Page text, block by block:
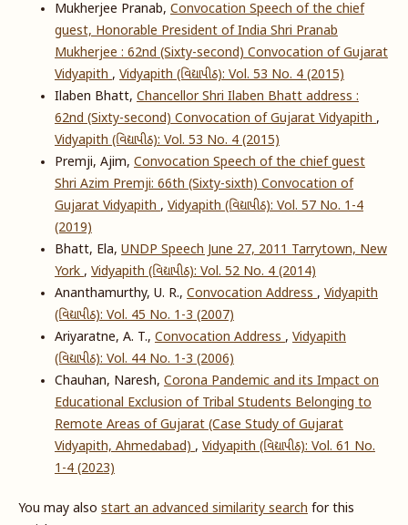
Mukherjee Pranab, Convocation Speech of the chief
guest, Honorable President of India Shri Pranab
Mukherjee : 62nd (Sixty-second) Convocation of Gujarat
Vidyapith, Vidyapith (વિદ્યાપીઠ): Vol. 53 No. 4 (2015)
Ilaben Bhatt, Chancellor Shri Ilaben Bhatt address :
62nd (Sixty-second) Convocation of Gujarat Vidyapith,
Vidyapith (વિદ્યાપીઠ): Vol. 53 No. 4 (2015)
Premji, Ajim, Convocation Speech of the chief guest
Shri Azim Premji: 66th (Sixty-sixth) Convocation of
Gujarat Vidyapith, Vidyapith (વિદ્યાપીઠ): Vol. 57 No. 1-4
(2019)
Bhatt, Ela, UNDP Speech June 27, 2011 Tarrytown, New
York, Vidyapith (વિદ્યાપીઠ): Vol. 52 No. 4 (2014)
Ananthamurthy, U. R., Convocation Address, Vidyapith
(વિદ્યાપીઠ): Vol. 45 No. 1-3 (2007)
Ariyaratne, A. T., Convocation Address, Vidyapith
(વિદ્યાપીઠ): Vol. 44 No. 1-3 (2006)
Chauhan, Naresh, Corona Pandemic and its Impact on
Educational Exclusion of Tribal Students Belonging to
Remote Areas of Gujarat (Case Study of Gujarat
Vidyapith, Ahmedabad), Vidyapith (વિદ્યાપીઠ): Vol. 61 No.
1-4 (2023)
You may also start an advanced similarity searchfor this